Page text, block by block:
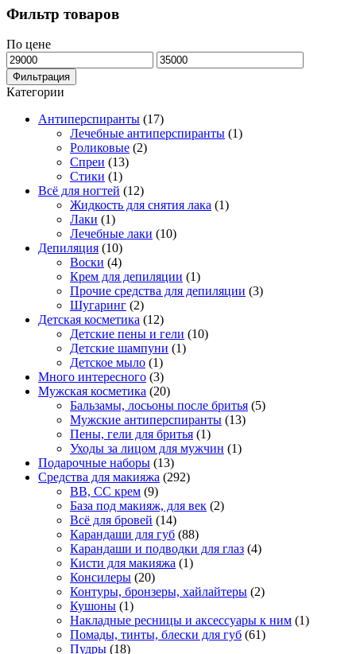
Фильтр товаров
По цене
Минимальная
цена
Максимальная
цена
Фильтрация
Категории
Антиперспиранты (17)
Лечебные антиперспиранты (1)
Роликовые (2)
Спреи (13)
Стики (1)
Всё для ногтей (12)
Жидкость для снятия лака (1)
Лаки (1)
Лечебные лаки (10)
Депиляция (10)
Воски (4)
Крем для депиляции (1)
Прочие средства для депиляции (3)
Шугаринг (2)
Детская косметика (12)
Детские пены и гели (10)
Детские шампуни (1)
Детское мыло (1)
Много интересного (3)
Мужская косметика (20)
Бальзамы, лосьоны после бритья (5)
Мужские антиперспиранты (13)
Пены, гели для бритья (1)
Уходы за лицом для мужчин (1)
Подарочные наборы (13)
Средства для макияжа (292)
BB, CC крем (9)
База под макияж, для век (2)
Всё для бровей (14)
Карандаши для губ (88)
Карандаши и подводки для глаз (4)
Кисти для макияжа (1)
Консилеры (20)
Контуры, бронзеры, хайлайтеры (2)
Кушоны (1)
Накладные ресницы и аксессуары к ним (1)
Помады, тинты, блески для губ (61)
Пудры (18)